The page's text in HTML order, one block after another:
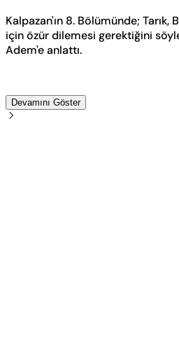
Kalpazan'ın 8. Bölümünde;
için özür dilemesi gerektiğini
Adem'e anlattı.
Devamını Göster